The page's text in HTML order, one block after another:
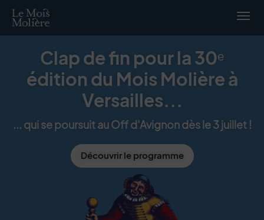
Menu de raccourcis
Retour à l'accueil
Clap de fin pour la 30ᵉ
édition du Mois Molière à
Versailles...
... qui se poursuit au Off d'Avignon dès le 3 juillet !
Découvrir le programme